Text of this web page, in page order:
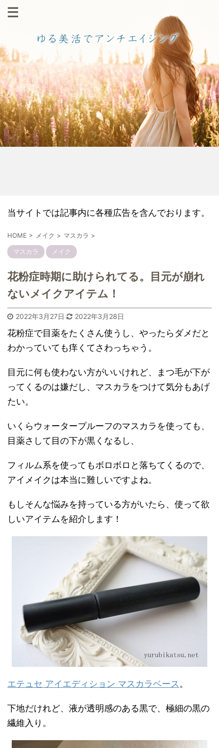
当サイトでは記事内に各種広告を含んでおります。
HOME > メイク > マスカラ >
マスカラ メイク
花粉症時期に助けられてる。目元が崩れ
ないメイクアイテム！
2022年3月27日 2022年3月28日
花粉症で目薬をたくさん使うし、やったらダメだと
わかっていても痒くてさわっちゃう。
目元に何も使わない方がいいけれど、まつ毛が下が
ってくるのは嫌だし、マスカラをつけて気分もあげ
たい。
いくらウォータープルーフのマスカラを使っても、
目薬さして目の下が黒くなるし、
フィルム系を使ってもボロボロと落ちてくるので、
アイメイクは本当に難しいですよね。
もしそんな悩みを持っている方がいたら、使って欲
しいアイテムを紹介します！
エテュセ アイエディション マスカラベース 。
下地だけれど、液が透明感のある黒で、極細の黒の
繊維入り。